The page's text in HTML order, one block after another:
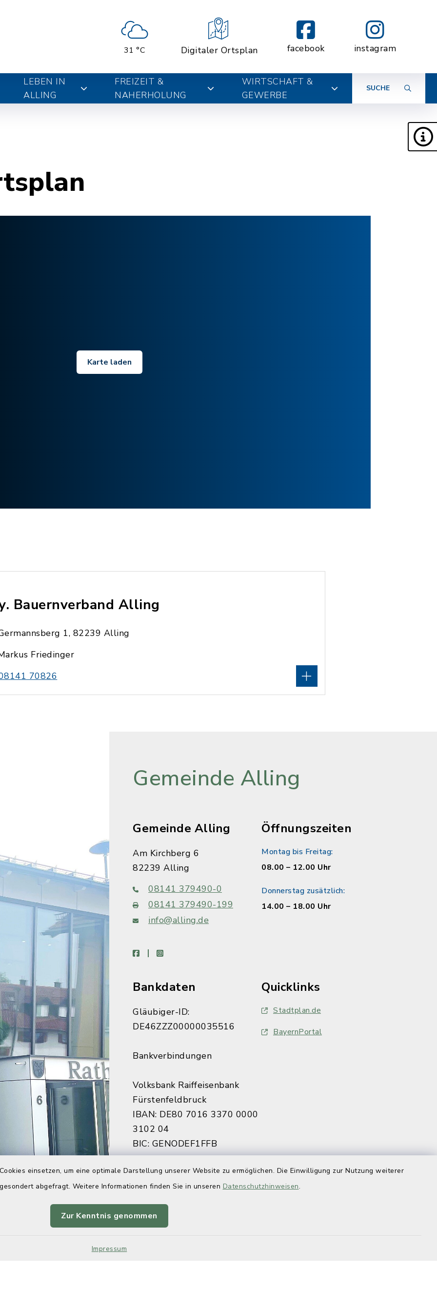
einsetzen, um eine optimale Darstellung unserer Website zu ermöglichen. Die Einwilligung zur Nutzung weiterer
abgefragt. Weitere Informationen finden Sie in unseren Datenschutzhinweisen.
Zur Kenntnis genommen
Impressum
31 °C Digitaler Ortsplan facebook instagram
LEBEN IN
ALLING
FREIZEIT &
NAHERHOLUNG
WIRTSCHAFT &
GEWERBE
SUCHE
Karte laden
Bauernverband Alling
1, 82239 Alling
Friedinger
70826
Gemeinde Alling
Gemeinde Alling
Am Kirchberg 6
82239 Alling
08141 379490-0
08141 379490-199
info@alling.de
facebookinstagram
Öffnungszeiten
Montag bis Freitag:
08.00 – 12.00 Uhr
Donnerstag zusätzlich:
14.00 – 18.00 Uhr
Bankdaten
Gläubiger-ID:
DE46ZZZ00000035516
Bankverbindungen
Volksbank Raiffeisenbank
Fürstenfeldbruck
IBAN: DE80 7016 3370 0000
3102 04
BIC: GENODEF1FFB
Sparkasse Fürstenfeldbruck
IBAN: DE84 7005 3070 0009
7922 27
BIC: BYLADEM1FFB
Quicklinks
Stadtplan.de
BayernPortal